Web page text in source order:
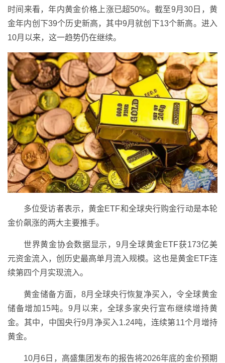
时间来看，年内黄金价格上涨已超50%。截至9月30日，黄
金年内创下39个历史新高，其中9月就创下13个新高。进入
10月以来，这一趋势仍在继续。
多位受访者表示，黄金ETF和全球央行购金行动是本轮
金价飙涨的两大主要推手。
世界黄金协会数据显示，9月全球黄金ETF获173亿美
元资金流入，创历史最高单月流入规模。这也是黄金ETF连
续第四个月实现流入。
黄金储备方面，8月全球央行恢复净买入，令全球黄金
储备增加15吨。9月以来，全球多家央行宣布继续增持黄
金。其中，中国央行9月净买入1.24吨，连续第11个月增持
黄金。
10月6日，高盛集团发布的报告将2026年底的金价预期